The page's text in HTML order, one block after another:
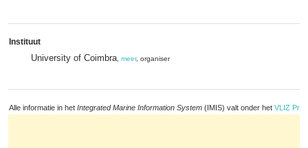
Instituut
University of Coimbra meer, organiser
Alle informatie in het Integrated Marine Information System (IMIS) valt onder het VLIZ